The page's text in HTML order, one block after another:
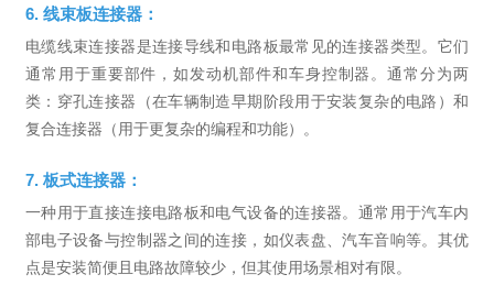
6. 线束板连接器：
电缆线束连接器是连接导线和电路板最常见的连接器类型。它们
通常用于重要部件，如发动机部件和车身控制器。通常分为两
类：穿孔连接器（在车辆制造早期阶段用于安装复杂的电路）和
复合连接器（用于更复杂的编程和功能）。
7. 板式连接器：
一种用于直接连接电路板和电气设备的连接器。通常用于汽车内
部电子设备与控制器之间的连接，如仪表盘、汽车音响等。其优
点是安装简便且电路故障较少，但其使用场景相对有限。